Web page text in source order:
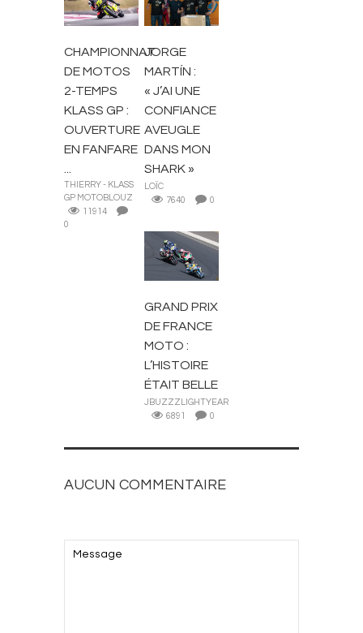
ACTUALITÉS
CHAMPIONNAT
DE MOTOS
2-TEMPS
KLASS GP :
OUVERTURE
EN FANFARE
...
THIERRY - KLASS
GP MOTOBLOUZ
11914
0
ACTUALITÉS
JORGE
MARTÍN :
« J’AI UNE
CONFIANCE
AVEUGLE
DANS MON
SHARK »
LOÏC
7640
0
ACTUALITÉS
GRAND PRIX
DE FRANCE
MOTO :
L’HISTOIRE
ÉTAIT BELLE
JBUZZZLIGHTYEAR
6891
0
AUCUN COMMENTAIRE